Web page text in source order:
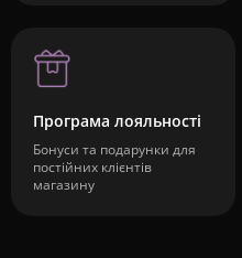
Програма лояльності
Бонуси та подарунки для
постійних клієнтів
магазину